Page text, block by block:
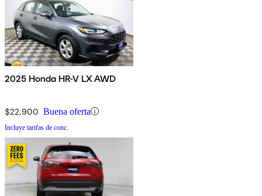
2025 Honda HR-V LX AWD
$22,900 Buena oferta
Incluye tarifas de conc.